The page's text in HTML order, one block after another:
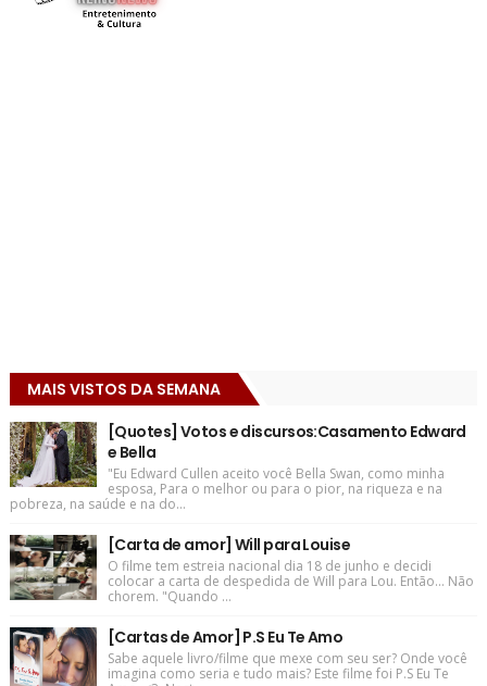
MAIS VISTOS DA SEMANA
[Quotes] Votos e discursos:Casamento Edward
e Bella
"Eu Edward Cullen aceito você Bella Swan, como minha
esposa, Para o melhor ou para o pior, na riqueza e na
pobreza, na saúde e na do...
[Carta de amor] Will para Louise
O filme tem estreia nacional dia 18 de junho e decidi
colocar a carta de despedida de Will para Lou. Então... Não
chorem. "Quando ...
[Cartas de Amor] P.S Eu Te Amo
Sabe aquele livro/filme que mexe com seu ser? Onde você
imagina como seria e tudo mais? Este filme foi P.S Eu Te